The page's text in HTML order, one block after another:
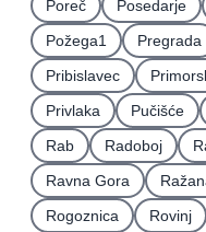
Poreč
Posedarje
Požega1
Pregrada
Pribislavec
Privlaka
Pučišće
Rab
Radoboj
Ravna Gora
Rogoznica
Rovinj